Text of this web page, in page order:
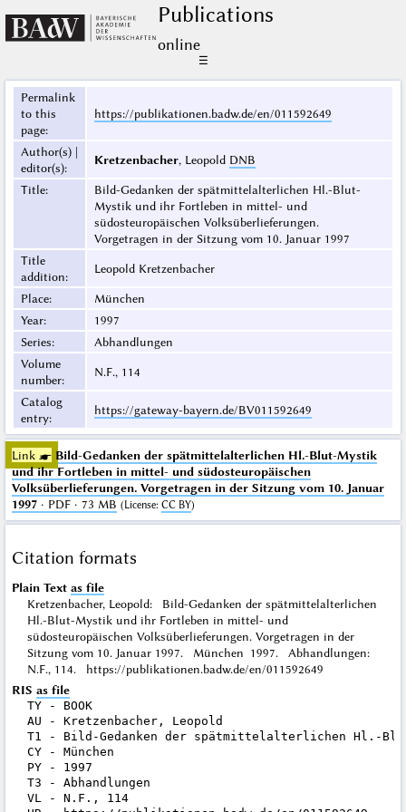
Publications
online
☰
Permalink
to this
page:
https://publikationen.badw.de/en/011592649
Author(s) |
editor(s):
Kretzenbacher, Leopold DNB
Title:
Bild-Gedanken der spätmittelalterlichen Hl.-Blut-
Mystik und ihr Fortleben in mittel- und
südosteuropäischen Volksüberlieferungen.
Vorgetragen in der Sitzung vom 10. Januar 1997
Title
addition:
Leopold Kretzenbacher
Place:
München
Year:
1997
Series:
Abhandlungen
Volume
number:
N.F., 114
Catalog
entry:
https://gateway-bayern.de/BV011592649
Link ☛ Bild-Gedanken der spätmittelalterlichen Hl.-Blut-Mystik
und ihr Fortleben in mittel- und südosteuropäischen
Volksüberlieferungen. Vorgetragen in der Sitzung vom 10. Januar
1997· PDF · 73 MB (License: CC BY)
Citation formats
Plain Text as file
Kretzenbacher, Leopold: Bild-Gedanken der spätmittelalterlichen
Hl.-Blut-Mystik und ihr Fortleben in mittel- und
südosteuropäischen Volksüberlieferungen. Vorgetragen in der
Sitzung vom 10. Januar 1997. München 1997. Abhandlungen:
N.F., 114. https://publikationen.badw.de/en/011592649
RIS as file
TY - BOOK
AU - Kretzenbacher, Leopold
T1 - Bild-Gedanken der spätmittelalterlichen Hl.-
CY - München
PY - 1997
T3 - Abhandlungen
VL - N.F., 114